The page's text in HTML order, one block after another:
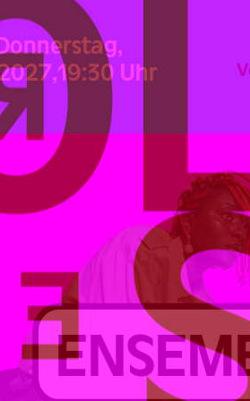
19:30 Uhr